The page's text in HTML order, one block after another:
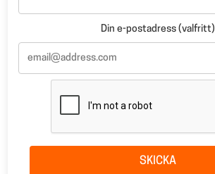
Din e-postadress (valfritt)
SKICKA